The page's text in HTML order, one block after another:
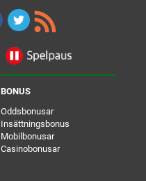
BONUS
Oddsbonusar
Insättningsbonus
Mobilbonusar
Casinobonusar